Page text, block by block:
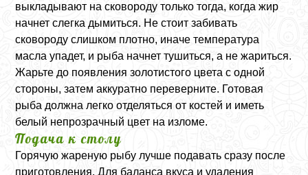
выкладывают на сковороду только тогда, когда жир
начнет слегка дымиться. Не стоит забивать
сковороду слишком плотно, иначе температура
масла упадет, и рыба начнет тушиться, а не жариться.
Жарьте до появления золотистого цвета с одной
стороны, затем аккуратно переверните. Готовая
рыба должна легко отделяться от костей и иметь
белый непрозрачный цвет на изломе.
Подача к столу
Горячую жареную рыбу лучше подавать сразу после
приготовления. Для баланса вкуса и удаления